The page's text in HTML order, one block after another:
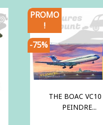
THE BOAC
PEINDRE...
PROMO
!
-75%